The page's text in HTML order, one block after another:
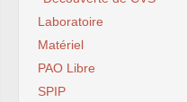
Laboratoire
Matériel
PAO Libre
SPIP